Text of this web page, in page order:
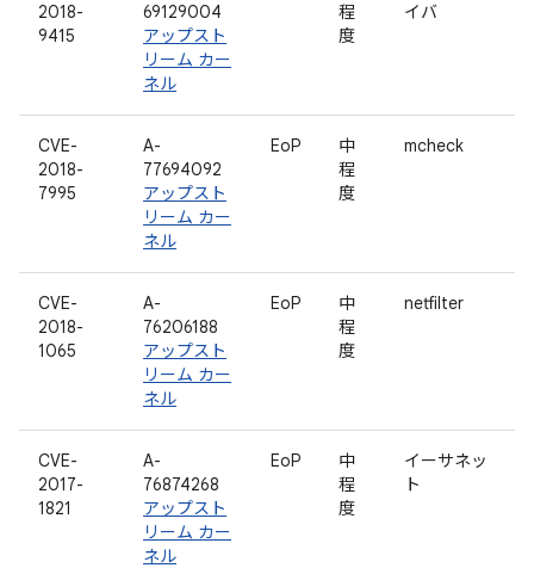
2018-
9415
69129004
アップスト
リーム カー
ネル
程
度
イバ
CVE-
2018-
7995
A-
77694092
アップスト
リーム カー
ネル
EoP
中
程
度
mcheck
CVE-
2018-
1065
A-
76206188
アップスト
リーム カー
ネル
EoP
中
程
度
netfilter
CVE-
2017-
1821
A-
76874268
アップスト
リーム カー
ネル
EoP
中
程
度
イーサネッ
ト